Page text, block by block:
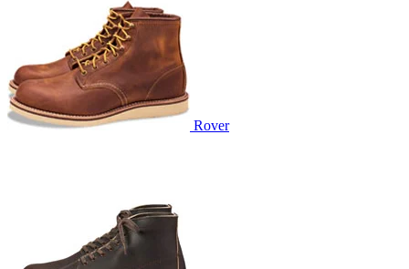
Rover